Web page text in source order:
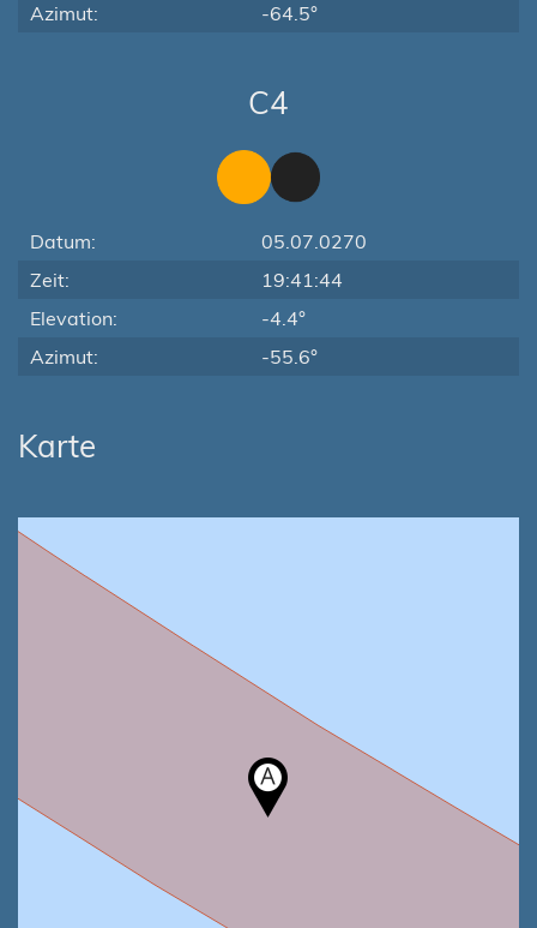
Azimut:
-64.5°
C4
Datum:
05.07.0270
Zeit:
19:41:44
Elevation:
-4.4°
Azimut:
-55.6°
Karte